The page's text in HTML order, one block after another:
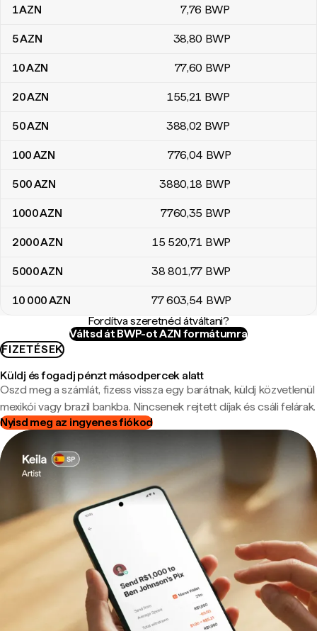
azerbajdzsáni manat – botswanai pula átváltási táblázat
1AZN 7,76 BWP
5AZN 38,80 BWP
10AZN 77,60 BWP
20AZN 155,21 BWP
50AZN 388,02 BWP
100AZN 776,04 BWP
500AZN 3880,18 BWP
1000AZN 7760,35 BWP
2000AZN 15 520,71 BWP
5000AZN 38 801,77 BWP
10 000AZN 77 603,54 BWP
Fordítva szeretnéd átváltani?
Váltsd át BWP-ot AZN formátumra
FIZETÉSEK
Küldj és fogadj pénzt másodpercek alatt
Oszd meg a számlát, fizess vissza egy barátnak, küldj közvetlenül
mexikói vagy brazil bankba. Nincsenek rejtett díjak és csáli felárak.
Nyisd meg az ingyenes fiókod